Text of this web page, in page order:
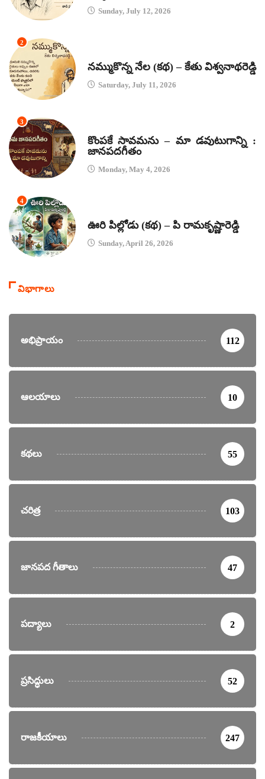
Sunday, July 12, 2026
2
నమ్ముకొన్న నేల (కథ) – కేతు విశ్వనాథరెడ్డి
Saturday, July 11, 2026
3
కొంపకే సావమను – మా డవుటుగాన్ని :
జానపదగీతం
Monday, May 4, 2026
4
ఊరి పిల్లోడు (కథ) – పి రామకృష్ణారెడ్డి
Sunday, April 26, 2026
విభాగాలు
అభిప్రాయం 112
ఆలయాలు 10
కథలు 55
చరిత్ర 103
జానపద గీతాలు 47
పద్యాలు 2
ప్రసిద్ధులు 52
రాజకీయాలు 247